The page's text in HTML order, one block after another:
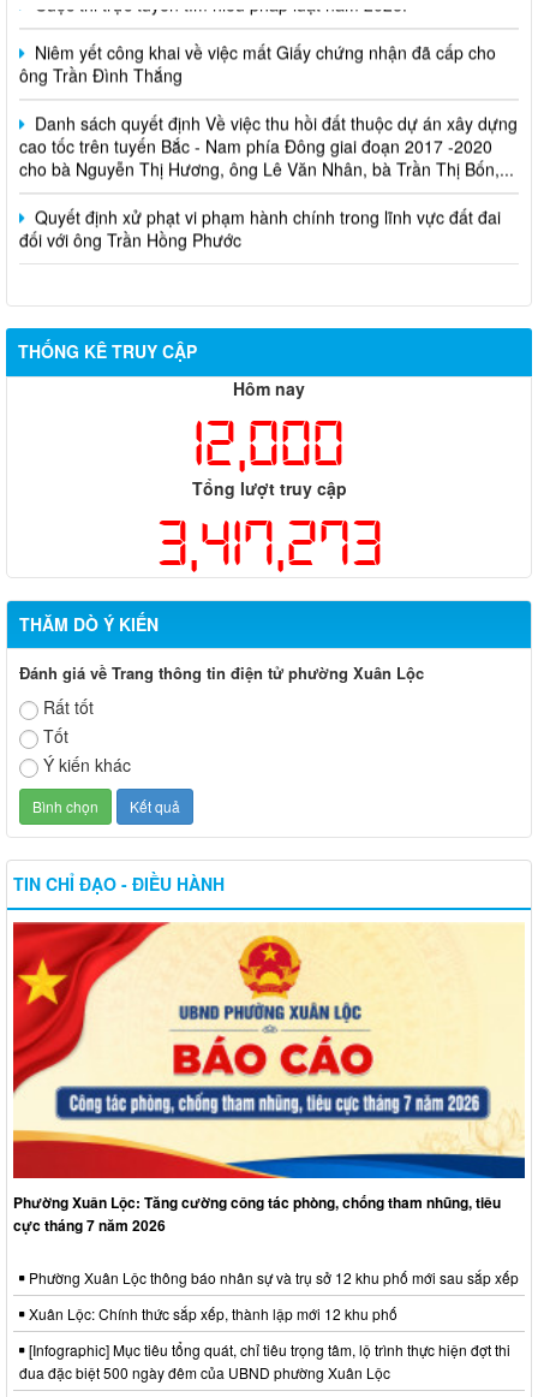
Niêm yết công khai về việc mất Giấy chứng nhận đã cấp cho
ông Trần Đình Thắng
Danh sách quyết định Về việc thu hồi đất thuộc dự án xây dựng
cao tốc trên tuyến Bắc - Nam phía Đông giai đoạn 2017 -2020
cho bà Nguyễn Thị Hương, ông Lê Văn Nhân, bà Trần Thị Bốn,...
Quyết định xử phạt vi phạm hành chính trong lĩnh vực đất đai
đối với ông Trần Hồng Phước
THỐNG KÊ TRUY CẬP
Hôm nay
12,000
Tổng lượt truy cập
3,417,273
THĂM DÒ Ý KIẾN
Đánh giá về Trang thông tin điện tử phường Xuân Lộc
Rất tốt
Tốt
Ý kiến khác
TIN CHỈ ĐẠO - ĐIỀU HÀNH
Phường Xuân Lộc: Tăng cường công tác phòng, chống tham nhũng, tiêu
cực tháng 7 năm 2026
Phường Xuân Lộc thông báo nhân sự và trụ sở 12 khu phố mới sau sắp xếp
Xuân Lộc: Chính thức sắp xếp, thành lập mới 12 khu phố
[Infographic] Mục tiêu tổng quát, chỉ tiêu trọng tâm, lộ trình thực hiện đợt thi
đua đặc biệt 500 ngày đêm của UBND phường Xuân Lộc